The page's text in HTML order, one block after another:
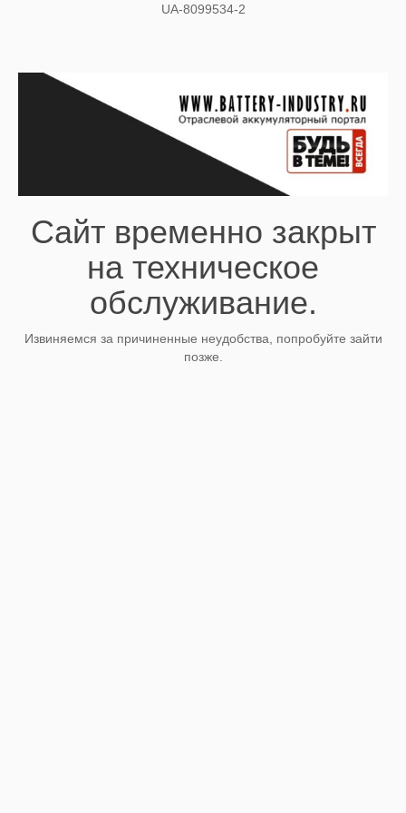
UA-8099534-2
Сайт временно закрыт
на техническое
обслуживание.
Извиняемся за причиненные неудобства, попробуйте зайти
позже.